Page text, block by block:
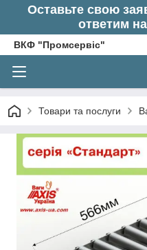
Оставьте свою
ответим
ВКФ "Промсервіс"
Товари та послуги